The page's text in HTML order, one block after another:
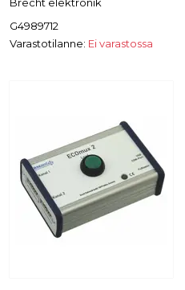
G4989712
Varastotilanne: Ei varastossa